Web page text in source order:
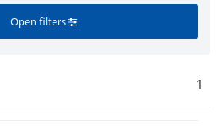
Open filters
1